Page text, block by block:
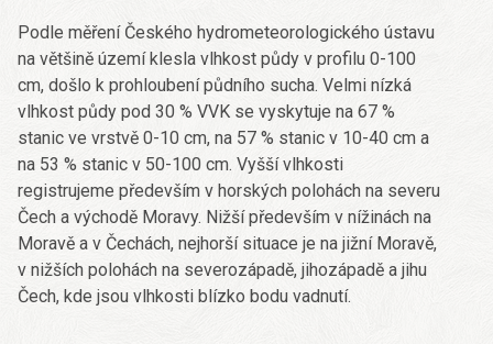
Podle měření Českého hydrometeorologického ústavu
na většině území klesla vlhkost půdy v profilu 0-100
cm, došlo k prohloubení půdního sucha. Velmi nízká
vlhkost půdy pod 30 % VVK se vyskytuje na 67 %
stanic ve vrstvě 0-10 cm, na 57 % stanic v 10-40 cm a
na 53 % stanic v 50-100 cm. Vyšší vlhkosti
registrujeme především v horských polohách na severu
Čech a východě Moravy. Nižší především v nížinách na
Moravě a v Čechách, nejhorší situace je na jižní Moravě,
v nižších polohách na severozápadě, jihozápadě a jihu
Čech, kde jsou vlhkosti blízko bodu vadnutí.